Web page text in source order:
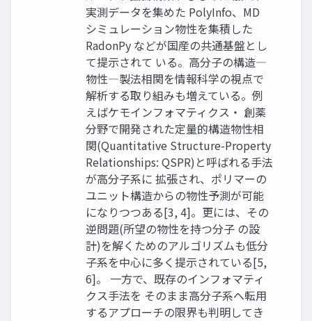
実測データを集めた PolyInfo、MD
シミュレーション物性を集積した
RadonPy などが国産の共通基盤とし
て提示されて いる。高分子の構造―
物性―製法相関を情報科学の視点で
解析する取り組みも増えている。例
えばケモインフォマティクス・ 創薬
分野で開発された定量的構造物性相
関(Quantitative Structure-Property
Relationships: QSPR)と呼ばれる手法
が高分子系に 拡張され、ポリマーの
ユニット構造からの物性予測が可能
になりつつある[3, 4]。更には、その
逆問題(所望の物性を持つ分子 の設
計)を解くためのアルゴリズムも低分
子系を中心に多く提示されている[5,
6]。 一方で、既存のインフォマティ
クス手法を そのまま高分子系へ転用
するアプローチの限界も判明してき